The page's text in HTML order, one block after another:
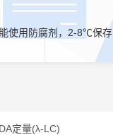
使用防腐剂，2-8℃保存
定量(λ-LC)